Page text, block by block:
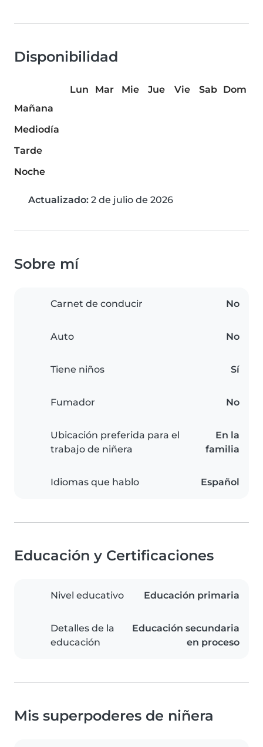
Disponibilidad
Lun Mar Mie Jue Vie Sab
Dom
Mañana
Mediodía
Tarde
Noche
Actualizado: 2 de julio de 2026
Sobre mí
Carnet de conducir No
Auto No
Tiene niños Sí
Fumador No
Ubicación preferida para el
trabajo de niñera
En la
familia
Idiomas que hablo Español
Educación y Certificaciones
Nivel educativo Educación primaria
Detalles de la
educación
Educación secundaria
en proceso
Mis superpoderes de niñera